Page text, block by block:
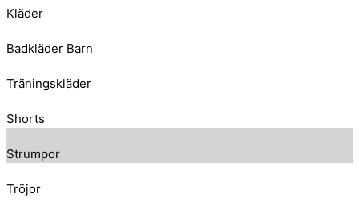
Kläder
Badkläder Barn
Träningskläder
Shorts
Strumpor
Tröjor